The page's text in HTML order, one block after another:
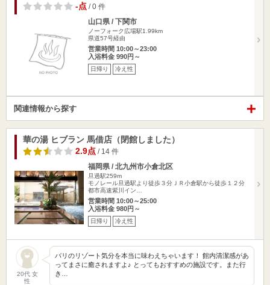
-点 / 0 件
山口県 / 下関市
ノーフォーク広場駅1.99km
県道57号経由
営業時間 10:00～23:00
入浴料金 990円～
日帰り 冷え性
関連情報から探す
華の湯 ヒブラン 馬借店（閉館しました）
2.9点 / 14 件
福岡県 / 北九州市小倉北区
旦過駅259m
モノレール旦過駅より徒歩３分ＪＲ小倉駅から徒歩１２分
都市高速紫川イン…
営業時間 10:00～25:00
入浴料金 980円～
日帰り 冷え性
20代 女
性
バリのリゾート気分を本当に味わえちゃいます！ 館内清潔感があ
ってまさに癒されますよ♪ とってもおすすめの施設です。また行
き…